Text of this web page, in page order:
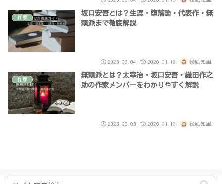
作家
坂口安吾とは？生涯・堕落論・代表作・無
頼派まで徹底解説
2025.09.04 2026.01.13 松風知里
作家
無頼派とは？太宰治・坂口安吾・織田作之
助の作家メンバーをわかりやすく解説
2025.09.05 2026.01.13 松風知里